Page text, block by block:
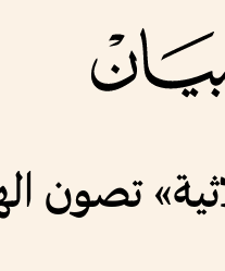
تصون